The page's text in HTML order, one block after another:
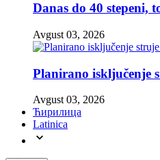
Danas do 40 stepeni,
Avgust 03, 2026
Planirano isključenje
Avgust 03, 2026
Ћирилица
Latinica